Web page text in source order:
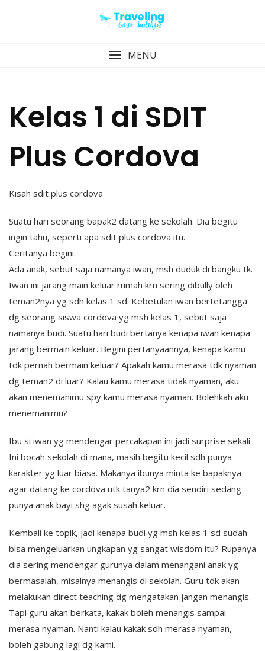
MENU
Kelas 1 di SDIT
Plus Cordova
Kisah sdit plus cordova
Suatu hari seorang bapak2 datang ke sekolah. Dia begitu
ingin tahu, seperti apa sdit plus cordova itu.
Ceritanya begini.
Ada anak, sebut saja namanya iwan, msh duduk di bangku tk.
Iwan ini jarang main keluar rumah krn sering dibully oleh
teman2nya yg sdh kelas 1 sd. Kebetulan iwan bertetangga
dg seorang siswa cordova yg msh kelas 1, sebut saja
namanya budi. Suatu hari budi bertanya kenapa iwan kenapa
jarang bermain keluar. Begini pertanyaannya, kenapa kamu
tdk pernah bermain keluar? Apakah kamu merasa tdk nyaman
dg teman2 di luar? Kalau kamu merasa tidak nyaman, aku
akan menemanimu spy kamu merasa nyaman. Bolehkah aku
menemanimu?
Ibu si iwan yg mendengar percakapan ini jadi surprise sekali.
Ini bocah sekolah di mana, masih begitu kecil sdh punya
karakter yg luar biasa. Makanya ibunya minta ke bapaknya
agar datang ke cordova utk tanya2 krn dia sendiri sedang
punya anak bayi shg agak susah keluar.
Kembali ke topik, jadi kenapa budi yg msh kelas 1 sd sudah
bisa mengeluarkan ungkapan yg sangat wisdom itu? Rupanya
dia sering mendengar gurunya dalam menangani anak yg
bermasalah, misalnya menangis di sekolah. Guru tdk akan
melakukan direct teaching dg mengatakan jangan menangis.
Tapi guru akan berkata, kakak boleh menangis sampai
merasa nyaman. Nanti kalau kakak sdh merasa nyaman,
boleh gabung lagi dg kami.